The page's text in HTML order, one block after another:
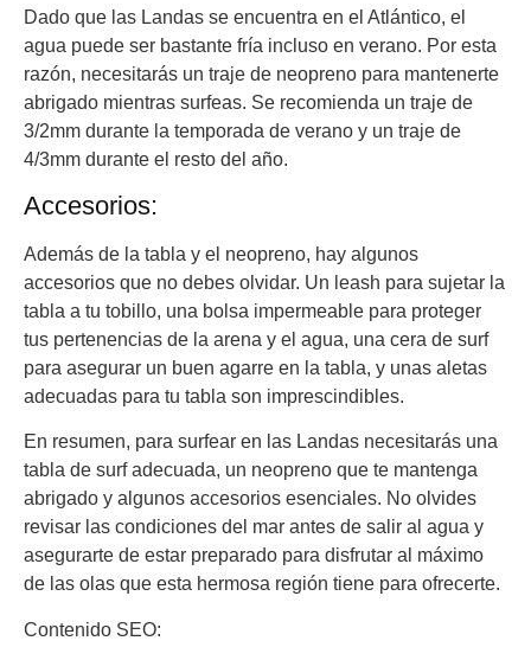
Dado que las Landas se encuentra en el Atlántico, el
agua puede ser bastante fría incluso en verano. Por esta
razón, necesitarás un traje de neopreno para mantenerte
abrigado mientras surfeas. Se recomienda un traje de
3/2mm durante la temporada de verano y un traje de
4/3mm durante el resto del año.
Accesorios:
Además de la tabla y el neopreno, hay algunos
accesorios que no debes olvidar. Un leash para sujetar la
tabla a tu tobillo, una bolsa impermeable para proteger
tus pertenencias de la arena y el agua, una cera de surf
para asegurar un buen agarre en la tabla, y unas aletas
adecuadas para tu tabla son imprescindibles.
En resumen, para surfear en las Landas necesitarás una
tabla de surf adecuada, un neopreno que te mantenga
abrigado y algunos accesorios esenciales. No olvides
revisar las condiciones del mar antes de salir al agua y
asegurarte de estar preparado para disfrutar al máximo
de las olas que esta hermosa región tiene para ofrecerte.
Contenido SEO: